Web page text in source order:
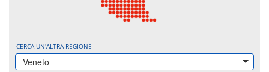
CERCA UN'ALTRA REGIONE
Veneto